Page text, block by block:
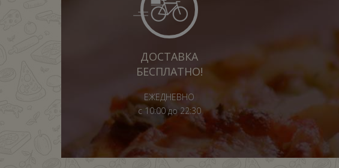
ДОСТАВКА
БЕСПЛАТНО!
ЕЖЕДНЕВНО
с 10:00 до 22:30